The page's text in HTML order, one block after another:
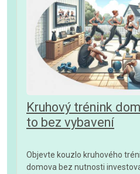
Kruhový trénink
to bez vybavení
Objevte kouzlo kruhového
domova bez nutnosti